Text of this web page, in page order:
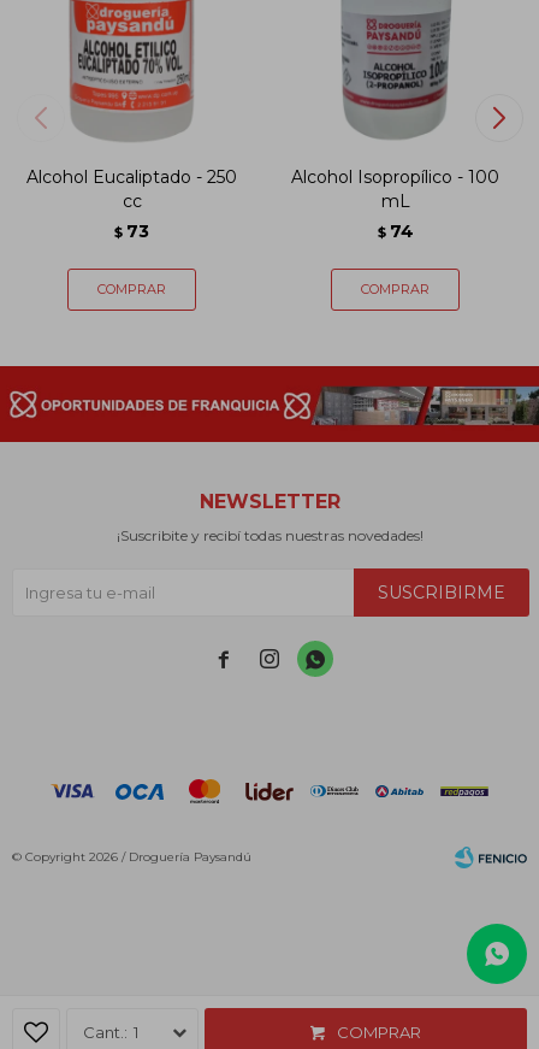
1 COMPRAR
Alcohol Eucaliptado - 250
cc
$ 73
Alcohol Isopropílico - 100
mL
$ 74
NEWSLETTER
¡Suscribite y recibí todas nuestras novedades!
SUSCRIBIRME
  
© Copyright 2026 / Droguería Paysandú